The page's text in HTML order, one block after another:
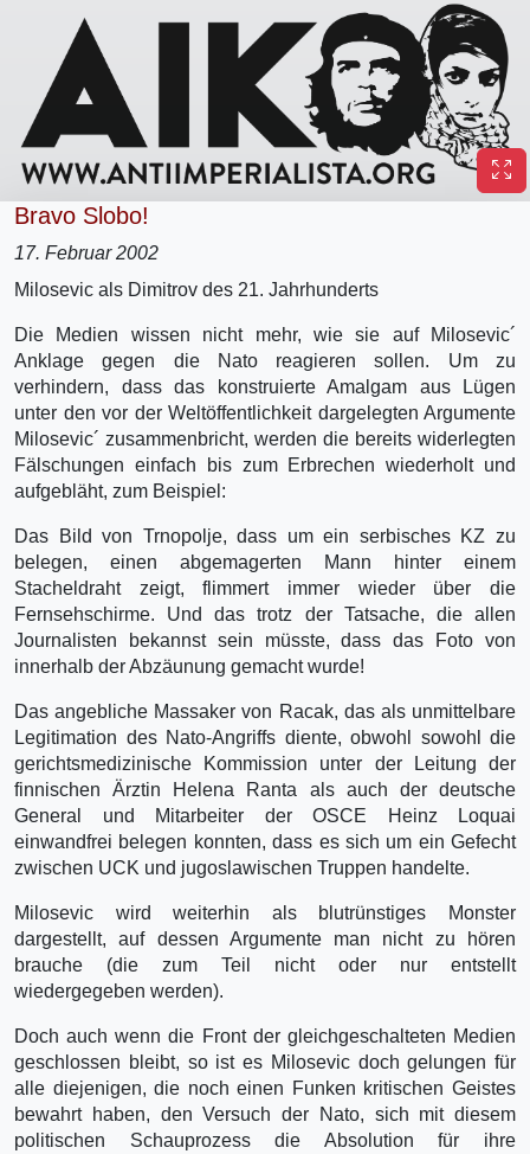
Bravo Slobo!
17. Februar 2002
Milosevic als Dimitrov des 21. Jahrhunderts
Die Medien wissen nicht mehr, wie sie auf Milosevic´
Anklage gegen die Nato reagieren sollen. Um zu
verhindern, dass das konstruierte Amalgam aus Lügen
unter den vor der Weltöffentlichkeit dargelegten Argumente
Milosevic´ zusammenbricht, werden die bereits widerlegten
Fälschungen einfach bis zum Erbrechen wiederholt und
aufgebläht, zum Beispiel:
Das Bild von Trnopolje, dass um ein serbisches KZ zu
belegen, einen abgemagerten Mann hinter einem
Stacheldraht zeigt, flimmert immer wieder über die
Fernsehschirme. Und das trotz der Tatsache, die allen
Journalisten bekannst sein müsste, dass das Foto von
innerhalb der Abzäunung gemacht wurde!
Das angebliche Massaker von Racak, das als unmittelbare
Legitimation des Nato-Angriffs diente, obwohl sowohl die
gerichtsmedizinische Kommission unter der Leitung der
finnischen Ärztin Helena Ranta als auch der deutsche
General und Mitarbeiter der OSCE Heinz Loquai
einwandfrei belegen konnten, dass es sich um ein Gefecht
zwischen UCK und jugoslawischen Truppen handelte.
Milosevic wird weiterhin als blutrünstiges Monster
dargestellt, auf dessen Argumente man nicht zu hören
brauche (die zum Teil nicht oder nur entstellt
wiedergegeben werden).
Doch auch wenn die Front der gleichgeschalteten Medien
geschlossen bleibt, so ist es Milosevic doch gelungen für
alle diejenigen, die noch einen Funken kritischen Geistes
bewahrt haben, den Versuch der Nato, sich mit diesem
politischen Schauprozess die Absolution für ihre